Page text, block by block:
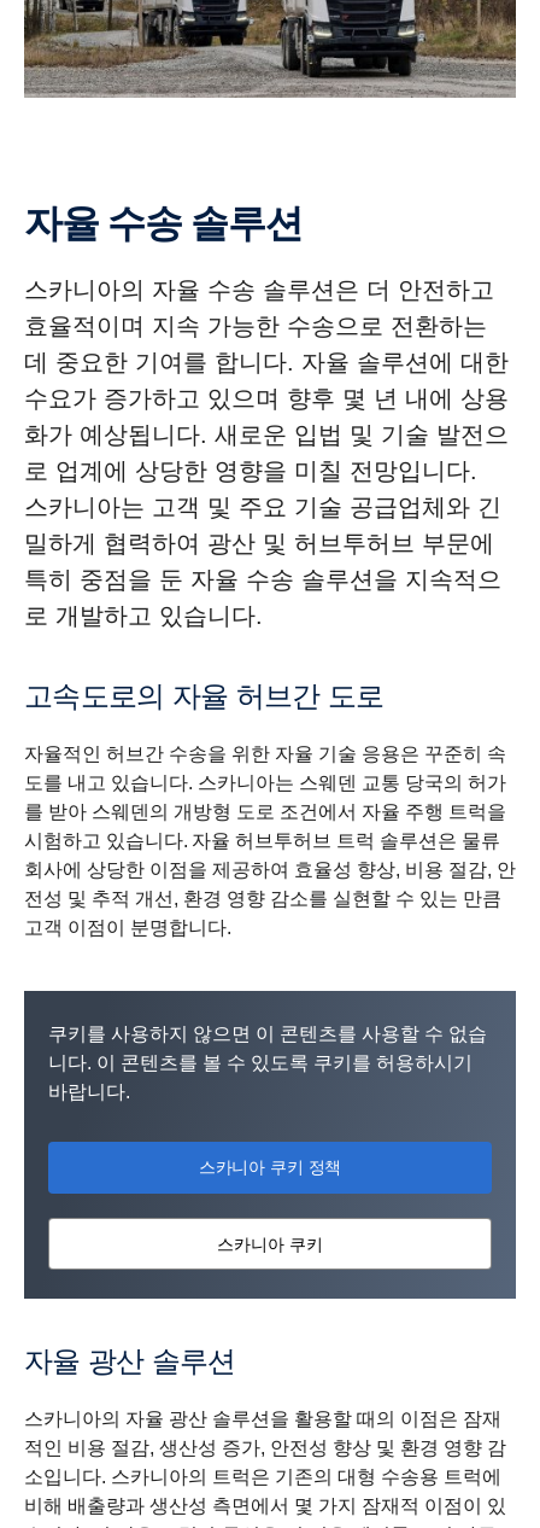
자율 수송 솔루션
스카니아의 자율 수송 솔루션은 더 안전하고
효율적이며 지속 가능한 수송으로 전환하는
데 중요한 기여를 합니다. 자율 솔루션에 대한
수요가 증가하고 있으며 향후 몇 년 내에 상용
화가 예상됩니다. 새로운 입법 및 기술 발전으
로 업계에 상당한 영향을 미칠 전망입니다.
스카니아는 고객 및 주요 기술 공급업체와 긴
밀하게 협력하여 광산 및 허브투허브 부문에
특히 중점을 둔 자율 수송 솔루션을 지속적으
로 개발하고 있습니다.
고속도로의 자율 허브간 도로
자율적인 허브간 수송을 위한 자율 기술 응용은 꾸준히 속
도를 내고 있습니다. 스카니아는 스웨덴 교통 당국의 허가
를 받아 스웨덴의 개방형 도로 조건에서 자율 주행 트럭을
시험하고 있습니다. 자율 허브투허브 트럭 솔루션은 물류
회사에 상당한 이점을 제공하여 효율성 향상, 비용 절감, 안
전성 및 추적 개선, 환경 영향 감소를 실현할 수 있는 만큼
고객 이점이 분명합니다.
쿠키를 사용하지 않으면 이 콘텐츠를 사용할 수 없습
니다. 이 콘텐츠를 볼 수 있도록 쿠키를 허용하시기
바랍니다.
스카니아 쿠키 정책
스카니아 쿠키
자율 광산 솔루션
스카니아의 자율 광산 솔루션을 활용할 때의 이점은 잠재
적인 비용 절감, 생산성 증가, 안전성 향상 및 환경 영향 감
소입니다. 스카니아의 트럭은 기존의 대형 수송용 트럭에
비해 배출량과 생산성 측면에서 몇 가지 잠재적 이점이 있